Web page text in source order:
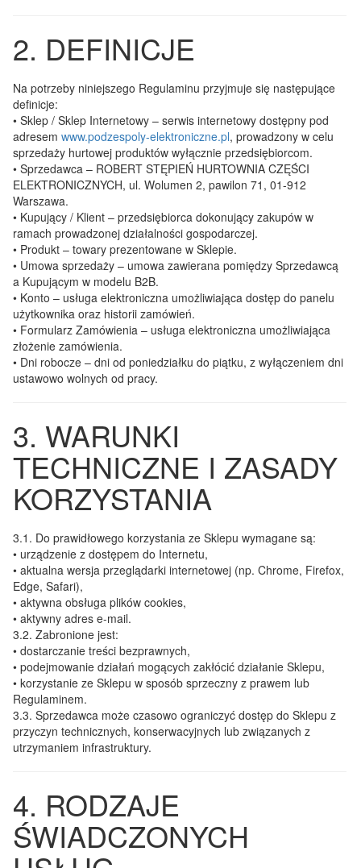
2. DEFINICJE
Na potrzeby niniejszego Regulaminu przyjmuje się następujące
definicje:
• Sklep / Sklep Internetowy – serwis internetowy dostępny pod
adresem www.podzespoly-elektroniczne.pl, prowadzony w celu
sprzedaży hurtowej produktów wyłącznie przedsiębiorcom.
• Sprzedawca – ROBERT STĘPIEŃ HURTOWNIA CZĘŚCI
ELEKTRONICZNYCH, ul. Wolumen 2, pawilon 71, 01-912
Warszawa.
• Kupujący / Klient – przedsiębiorca dokonujący zakupów w
ramach prowadzonej działalności gospodarczej.
• Produkt – towary prezentowane w Sklepie.
• Umowa sprzedaży – umowa zawierana pomiędzy Sprzedawcą
a Kupującym w modelu B2B.
• Konto – usługa elektroniczna umożliwiająca dostęp do panelu
użytkownika oraz historii zamówień.
• Formularz Zamówienia – usługa elektroniczna umożliwiająca
złożenie zamówienia.
• Dni robocze – dni od poniedziałku do piątku, z wyłączeniem dni
ustawowo wolnych od pracy.
3. WARUNKI
TECHNICZNE I ZASADY
KORZYSTANIA
3.1. Do prawidłowego korzystania ze Sklepu wymagane są:
• urządzenie z dostępem do Internetu,
• aktualna wersja przeglądarki internetowej (np. Chrome, Firefox,
Edge, Safari),
• aktywna obsługa plików cookies,
• aktywny adres e-mail.
3.2. Zabronione jest:
• dostarczanie treści bezprawnych,
• podejmowanie działań mogących zakłócić działanie Sklepu,
• korzystanie ze Sklepu w sposób sprzeczny z prawem lub
Regulaminem.
3.3. Sprzedawca może czasowo ograniczyć dostęp do Sklepu z
przyczyn technicznych, konserwacyjnych lub związanych z
utrzymaniem infrastruktury.
4. RODZAJE
ŚWIADCZONYCH